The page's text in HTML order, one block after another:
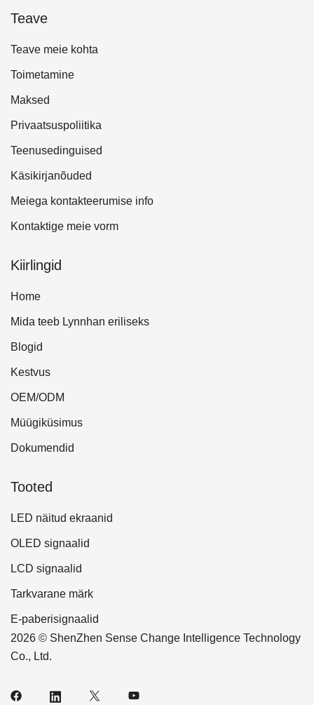
Teave
Teave meie kohta
Toimetamine
Maksed
Privaatsuspoliitika
Teenusedinguised
Käsikirjanõuded
Meiega kontakteerumise info
Kontaktige meie vorm
Kiirlingid
Home
Mida teeb Lynnhan eriliseks
Blogid
Kestvus
OEM/ODM
Müügiküsimus
Dokumendid
Tooted
LED näitud ekraanid
OLED signaalid
LCD signaalid
Tarkvarane märk
E-paberisignaalid
2026 © ShenZhen Sense Change Intelligence Technology
Co., Ltd.